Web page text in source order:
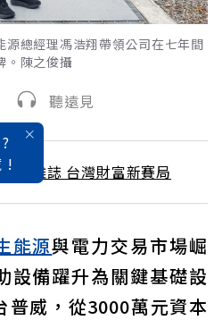
源總經理馮浩翔帶領公司在七年間
。陳之俊攝
!
聽遠見
號雜誌 台灣財富新賽局
能源與電力交易市場崛
設備躍升為關鍵基礎設
普威，從3000萬元資本